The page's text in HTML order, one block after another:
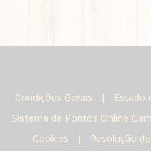
Condições Gerais | Estado
Sistema de Pontos Online
Cookies | Resolução